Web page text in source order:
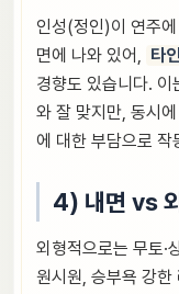
인성(정인)이 연주에
면에 나와 있어, 타
경향도 있습니다. 이
와 잘 맞지만, 동시
에 대한 부담으로 작
4) 내면 vs
외형적으로는 무토·
원시원, 승부욕 강